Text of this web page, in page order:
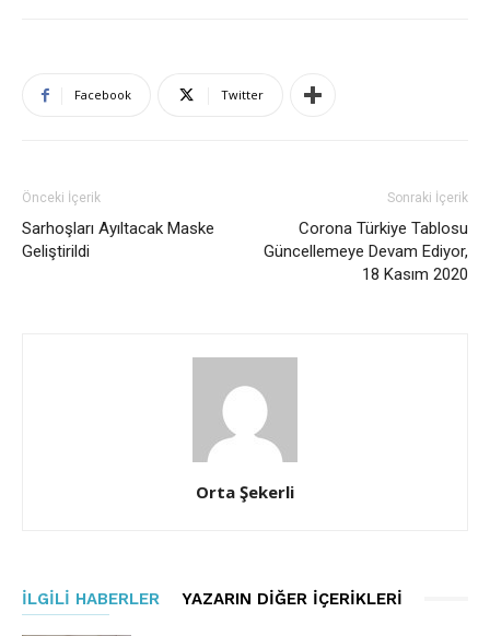
Facebook Twitter
Önceki İçerik
Sarhoşları Ayıltacak Maske
Geliştirildi
Sonraki İçerik
Corona Türkiye Tablosu
Güncellemeye Devam Ediyor,
18 Kasım 2020
Orta Şekerli
İLGILI HABERLER YAZARIN DIĞER İÇERIKLERI